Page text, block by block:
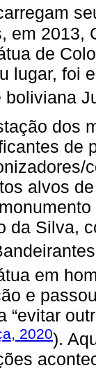
em 2013,
de
lugar, foi
dos
de
alvos
da Silva,
em
e
“evitar
2020).